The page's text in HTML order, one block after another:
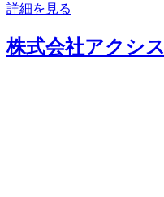
詳細を見る
株式会社アクシス